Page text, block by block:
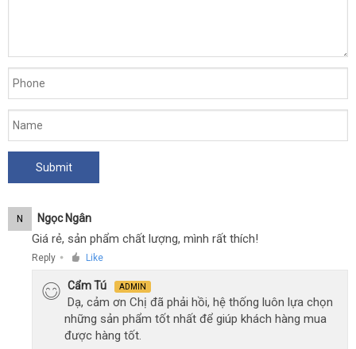
N Ngọc Ngân
Giá rẻ, sản phẩm chất lượng, mình rất thích!
Reply ● Like
Cẩm Tú ADMIN
Dạ, cảm ơn Chị đã phải hồi, hệ thống luôn lựa chọn
những sản phẩm tốt nhất để giúp khách hàng mua
được hàng tốt.